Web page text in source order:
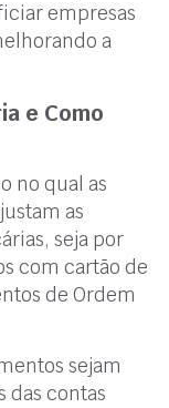
empresas
a
e Como
no qual as
as
seja por
com cartão de
de Ordem
sejam
das contas